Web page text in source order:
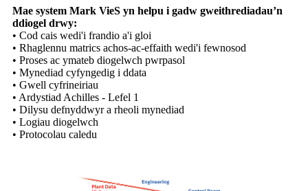
Mae system Mark VieS yn helpu i gadw gweithrediadau’n
ddiogel drwy:
• Cod cais wedi'i frandio a'i gloi
• Rhaglennu matrics achos-ac-effaith wedi'i fewnosod
• Proses ac ymateb diogelwch pwrpasol
• Mynediad cyfyngedig i ddata
• Gwell cyfrineiriau
• Ardystiad Achilles - Lefel 1
• Dilysu defnyddwyr a rheoli mynediad
• Logiau diogelwch
• Protocolau caledu